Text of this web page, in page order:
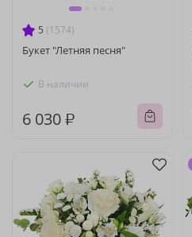
5 (1574)
Букет "Летняя песня"
В наличии
6 030 ₽